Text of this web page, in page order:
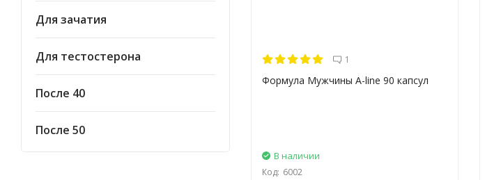
Irwin Naturals
Vplab
Vitamin’22
Для зачатия
Для тестостерона
После 40
После 50
1
Формула Мужчины A-line 90 капсул
В наличии
Код: 6002